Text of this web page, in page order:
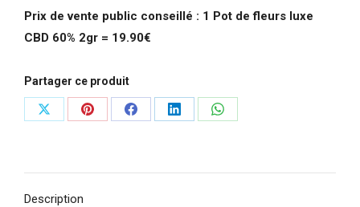
Prix de vente public conseillé : 1 Pot de fleurs luxe
CBD 60% 2gr = 19.90€
Partager ce produit
PartagerPartagerPartagerPartagerPartager
Description